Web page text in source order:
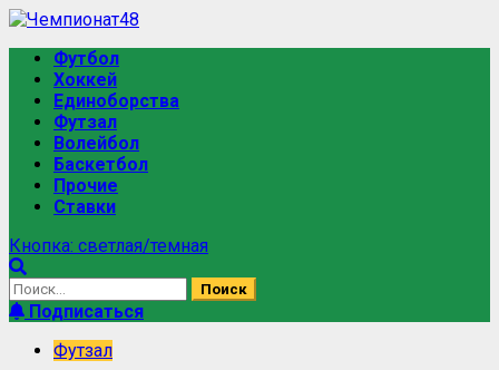
Футбол
Хоккей
Единоборства
Футзал
Волейбол
Баскетбол
Прочие
Ставки
Кнопка: светлая/темная
Подписаться
Футзал